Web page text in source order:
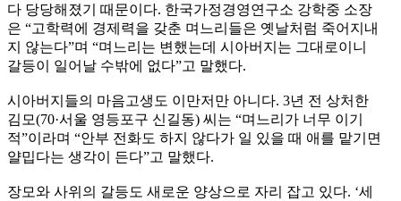
다 당당해졌기 때문이다. 한국가정경영연구소 강학중 소장
은 “고학력에 경제력을 갖춘 며느리들은 옛날처럼 죽어지내
지 않는다”며 “며느리는 변했는데 시아버지는 그대로이니
갈등이 일어날 수밖에 없다”고 말했다.
시아버지들의 마음고생도 이만저만 아니다. 3년 전 상처한
김모(70·서울 영등포구 신길동) 씨는 “며느리가 너무 이기
적”이라며 “안부 전화도 하지 않다가 일 있을 때 애를 맡기면
얄밉다는 생각이 든다”고 말했다.
장모와 사위의 갈등도 새로운 양상으로 자리 잡고 있다. ‘세